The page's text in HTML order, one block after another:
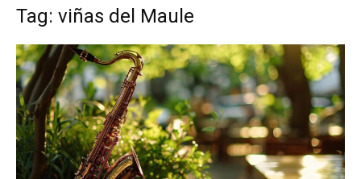
Tag: viñas del Maule